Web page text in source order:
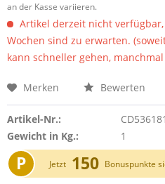
an der Kasse variieren.
Artikel derzeit nicht
Wochen sind zu erwarten.
kann schneller gehen,
Merken Bewerten
Artikel-Nr.:
CD536181
Gewicht in Kg.:
1
P Jetzt 150 Bonuspunkte